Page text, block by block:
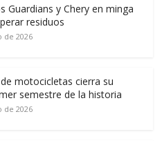
Guardians y Chery en minga
residuos
de 2026
motocicletas cierra su
semestre de la historia
de 2026